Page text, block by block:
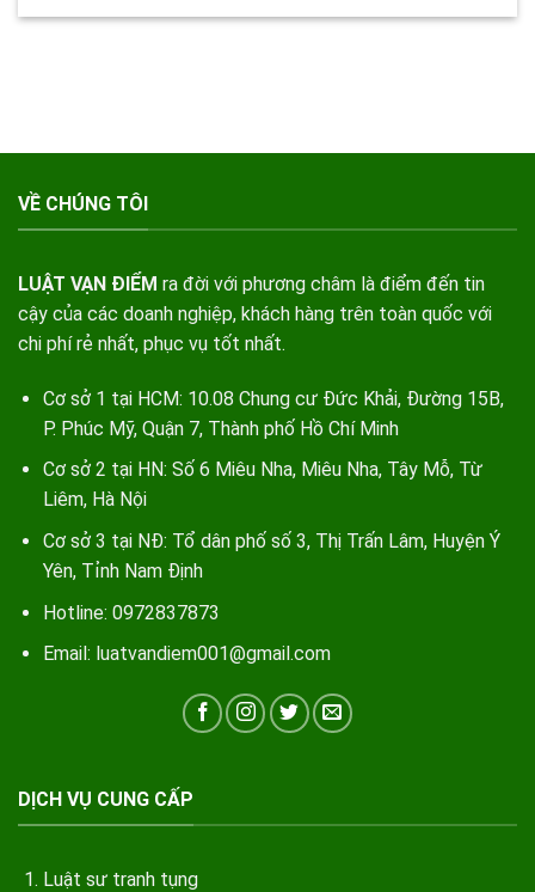
VỀ CHÚNG TÔI
LUẬT VẠN ĐIỂM ra đời với phương châm là điểm đến tin
cậy của các doanh nghiệp, khách hàng trên toàn quốc với
chi phí rẻ nhất, phục vụ tốt nhất.
Cơ sở 1 tại HCM: 10.08 Chung cư Đức Khải, Đường 15B,
P. Phúc Mỹ, Quận 7, Thành phố Hồ Chí Minh
Cơ sở 2 tại HN: Số 6 Miêu Nha, Miêu Nha, Tây Mỗ, Từ
Liêm, Hà Nội
Cơ sở 3 tại NĐ: Tổ dân phố số 3, Thị Trấn Lâm, Huyện Ý
Yên, Tỉnh Nam Định
Hotline: 0972837873
Email: luatvandiem001@gmail.com
DỊCH VỤ CUNG CẤP
Luật sư tranh tụng